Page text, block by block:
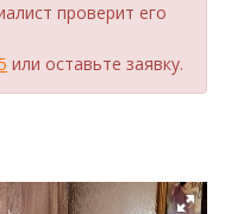
проверит его
или оставьте заявку.